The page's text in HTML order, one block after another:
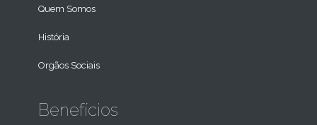
Quem Somos
História
Orgãos Sociais
Benefícios